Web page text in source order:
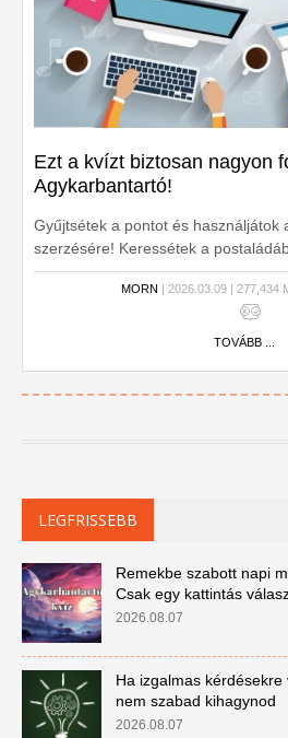
Ezt a kvízt biztosan nagyon
Agykarbantartó!
Gyűjtsétek a pontot és használjátok
szerzésére! Keressétek a
MORN | 2026.03.09 | 277,434
TOVÁBB ...
LEGFRISSEBB
Remekbe szabott napi
Csak egy kattintás
2026.08.07
Ha izgalmas
nem szabad kihagynod
2026.08.07